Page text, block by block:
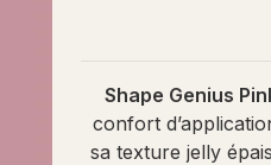
Shape Genius
confort
sa texture jelly